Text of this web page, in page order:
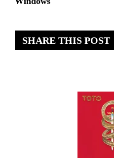
SHARE THIS POST